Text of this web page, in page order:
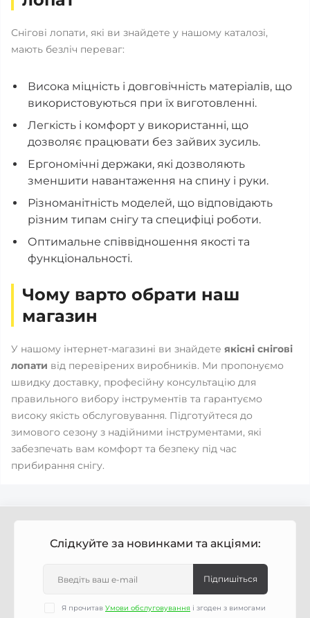
Снігові лопати, які ви знайдете у нашому каталозі,
мають безліч переваг:
Висока міцність і довговічність матеріалів, що
використовуються при їх виготовленні.
Легкість і комфорт у використанні, що
дозволяє працювати без зайвих зусиль.
Ергономічні держаки, які дозволяють
зменшити навантаження на спину і руки.
Різноманітність моделей, що відповідають
різним типам снігу та специфіці роботи.
Оптимальне співвідношення якості та
функціональності.
Чому варто обрати наш
магазин
У нашому інтернет-магазині ви знайдете якісні снігові
лопати від перевірених виробників. Ми пропонуємо
швидку доставку, професійну консультацію для
правильного вибору інструментів та гарантуємо
високу якість обслуговування. Підготуйтеся до
зимового сезону з надійними інструментами, які
забезпечать вам комфорт та безпеку під час
прибирання снігу.
Слідкуйте за новинками та акціями:
Підпишіться
Я прочитав Умови обслуговування і згоден з вимогами